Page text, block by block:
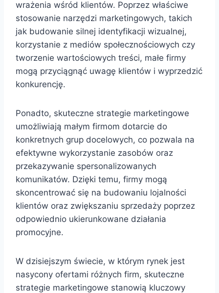
wrażenia wśród klientów. Poprzez właściwe
stosowanie narzędzi marketingowych, takich
jak budowanie silnej identyfikacji wizualnej,
korzystanie z mediów społecznościowych czy
tworzenie wartościowych treści, małe firmy
mogą przyciągnąć uwagę klientów i wyprzedzić
konkurencję.
Ponadto, skuteczne strategie marketingowe
umożliwiają małym firmom dotarcie do
konkretnych grup docelowych, co pozwala na
efektywne wykorzystanie zasobów oraz
przekazywanie spersonalizowanych
komunikatów. Dzięki temu, firmy mogą
skoncentrować się na budowaniu lojalności
klientów oraz zwiększaniu sprzedaży poprzez
odpowiednio ukierunkowane działania
promocyjne.
W dzisiejszym świecie, w którym rynek jest
nasycony ofertami różnych firm, skuteczne
strategie marketingowe stanowią kluczowy